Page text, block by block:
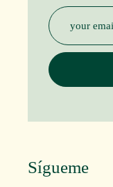
Sígueme